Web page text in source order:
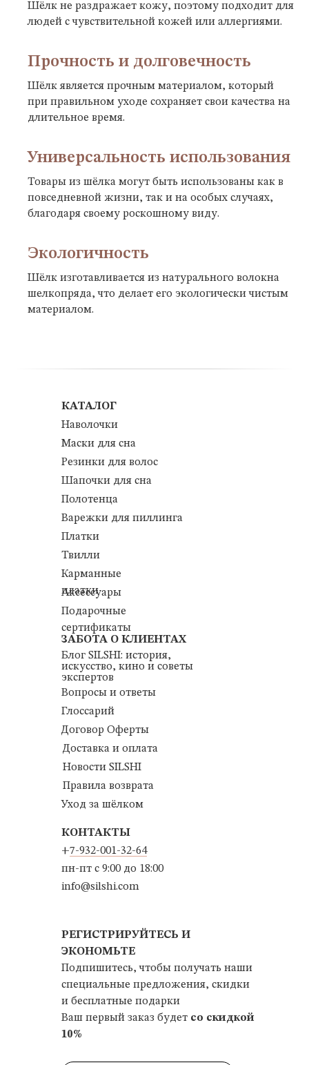
Шёлк не раздражает кожу, поэтому подходит для
людей с чувствительной кожей или аллергиями.
Прочность и долговечность
Шёлк является прочным материалом, который
при правильном уходе сохраняет свои качества на
длительное время.
Универсальность использования
Товары из шёлка могут быть использованы как в
повседневной жизни, так и на особых случаях,
благодаря своему роскошному виду.
Экологичность
Шёлк изготавливается из натурального волокна
шелкопряда, что делает его экологически чистым
материалом.
Уход за шёлком
Правила возврата
Новости SILSHI
Доставка и оплата
Договор Оферты
Глоссарий
Вопросы и ответы
Блог SILSHI: история,
искусство, кино и советы
экспертов
ЗАБОТА О КЛИЕНТАХ
РЕГИСТРИРУЙТЕСЬ И
ЭКОНОМЬТЕ
Подпишитесь, чтобы получать наши
специальные предложения, скидки
и бесплатные подарки
Ваш первый заказ будет со скидкой
10%
КОНТАКТЫ
+7-932-001-32-64
пн-пт с 9:00 до 18:00
info@silshi.com
КАТАЛОГ
Наволочки
Резинки для волос
Шапочки для сна
Полотенца
Варежки для пиллинга
Платки
Карманные
платки
Аксессуары
Подарочные
сертификаты
Маски для сна
Твилли